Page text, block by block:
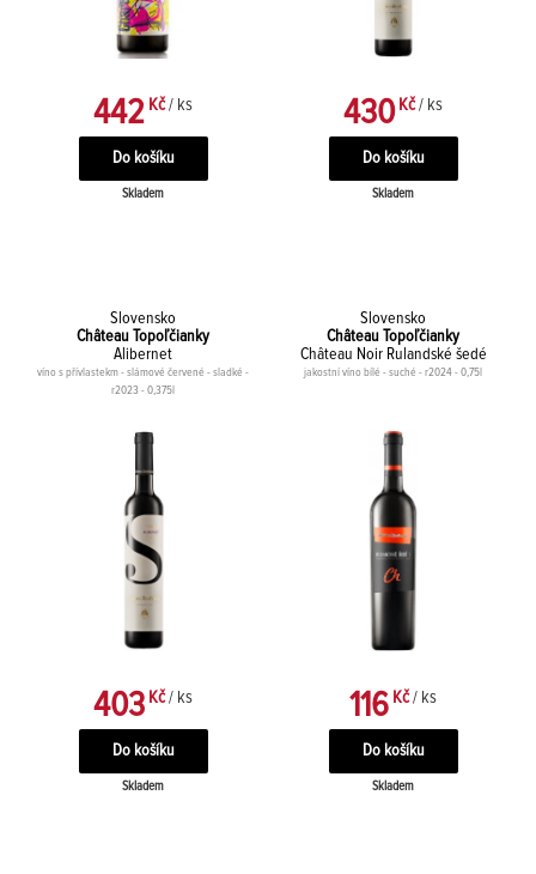
442 Kč / ks
Skladem
430Kč / ks
Skladem
Slovensko
Château Topoľčianky
Alibernet
víno s přívlastekm - slámové červené - sladké -
r2023 - 0,375l
403 Kč / ks
Skladem
Slovensko
Château Topoľčianky
Château Noir Rulandské šedé
jakostní víno bílé - suché - r2024 - 0,75l
116 Kč / ks
Skladem